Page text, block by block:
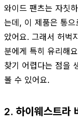
와이드 팬츠는 자칫
는데, 이 제품은 통
았어요. 그래서 허벅
분에게 특히 유리해
찾기 어렵다는 점을
볼 수 있어요.
2. 하이웨스트라